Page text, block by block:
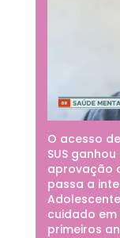
O acesso
SUS
aprovação
passa a
cuidado
primeiros